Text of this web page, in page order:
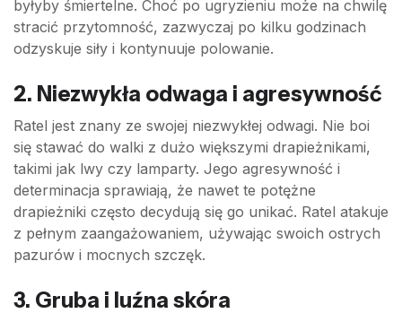
byłyby śmiertelne. Choć po ugryzieniu może na chwilę
stracić przytomność, zazwyczaj po kilku godzinach
odzyskuje siły i kontynuuje polowanie.
2. Niezwykła odwaga i agresywność
Ratel jest znany ze swojej niezwykłej odwagi. Nie boi
się stawać do walki z dużo większymi drapieżnikami,
takimi jak lwy czy lamparty. Jego agresywność i
determinacja sprawiają, że nawet te potężne
drapieżniki często decydują się go unikać. Ratel atakuje
z pełnym zaangażowaniem, używając swoich ostrych
pazurów i mocnych szczęk.
3. Gruba i luźna skóra